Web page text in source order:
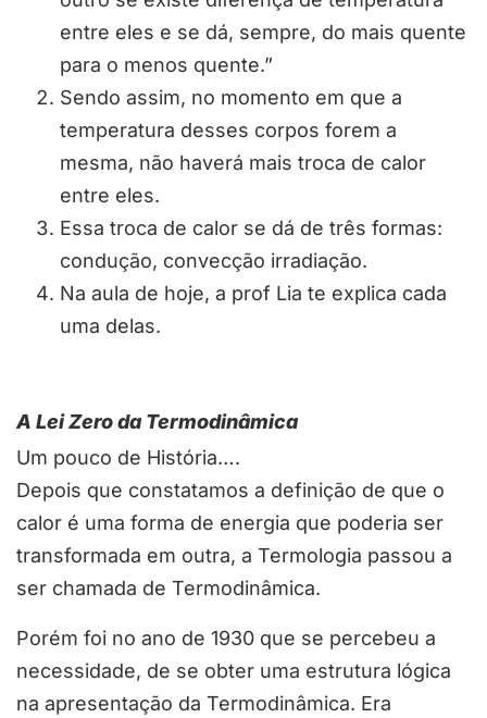
entre eles e se dá, sempre, do mais quente
para o menos quente.”
Sendo assim, no momento em que a
temperatura desses corpos forem a
mesma, não haverá mais troca de calor
entre eles.
Essa troca de calor se dá de três formas:
condução, convecção irradiação.
Na aula de hoje, a prof Lia te explica cada
uma delas.
A Lei Zero da Termodinâmica
Um pouco de História….
Depois que constatamos a definição de que o
calor é uma forma de energia que poderia ser
transformada em outra, a Termologia passou a
ser chamada de Termodinâmica.
Porém foi no ano de 1930 que se percebeu a
necessidade, de se obter uma estrutura lógica
na apresentação da Termodinâmica. Era